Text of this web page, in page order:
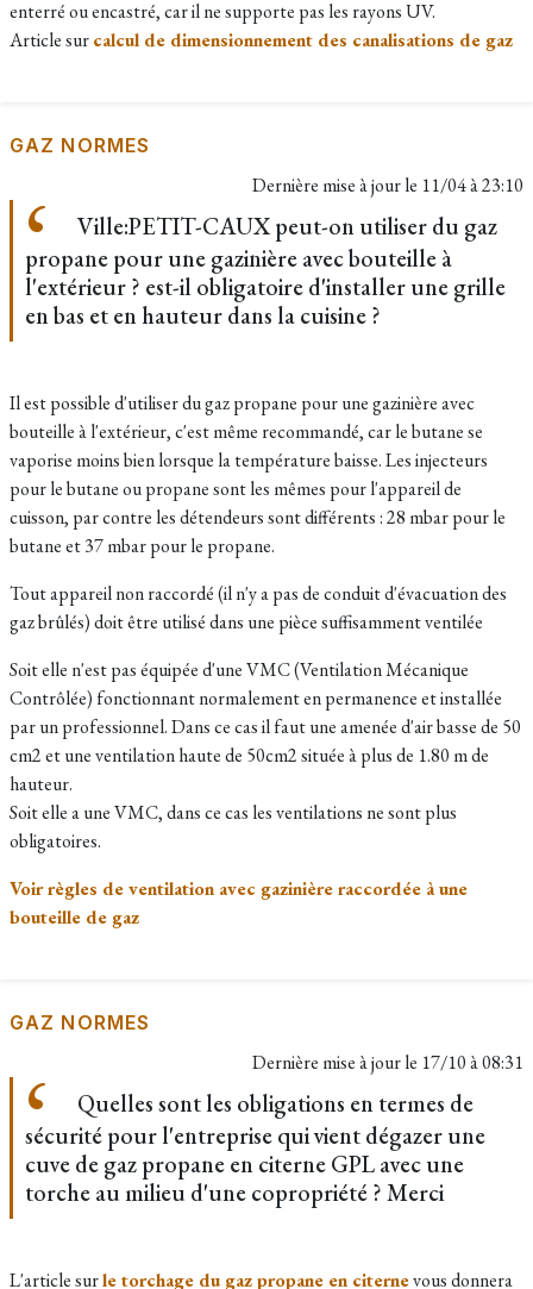
enterré ou encastré, car il ne supporte pas les rayons UV.
Article surcalcul de dimensionnement des canalisations de gaz
GAZ NORMES
Dernière mise à jour le 11/04 à 23:10
Ville:PETIT-CAUX peut-on utiliser du gaz
propane pour une gazinière avec bouteille à
l'extérieur ? est-il obligatoire d'installer une grille
en bas et en hauteur dans la cuisine ?
Il est possible d'utiliser du gaz propane pour une gazinière avec
bouteille à l'extérieur, c'est même recommandé, car le butane se
vaporise moins bien lorsque la température baisse. Les injecteurs
pour le butane ou propane sont les mêmes pour l'appareil de
cuisson, par contre les détendeurs sont différents : 28 mbar pour le
butane et 37 mbar pour le propane.
Tout appareil non raccordé (il n'y a pas de conduit d'évacuation des
gaz brûlés) doit être utilisé dans une pièce suffisamment ventilée
Soit elle n'est pas équipée d'une VMC (Ventilation Mécanique
Contrôlée) fonctionnant normalement en permanence et installée
par un professionnel. Dans ce cas il faut une amenée d'air basse de 50
cm2 et une ventilation haute de 50cm2 située à plus de 1.80 m de
hauteur.
Soit elle a une VMC, dans ce cas les ventilations ne sont plus
obligatoires.
Voir règles de ventilation avec gazinière raccordée à une
bouteille de gaz
GAZ NORMES
Dernière mise à jour le 17/10 à 08:31
Quelles sont les obligations en termes de
sécurité pour l'entreprise qui vient dégazer une
cuve de gaz propane en citerne GPL avec une
torche au milieu d'une copropriété ? Merci
L'article surle torchage du gaz propane en citernevous donnera